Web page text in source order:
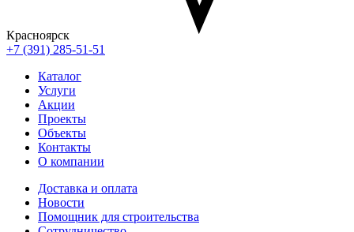
Красноярск
+7 (391) 285-51-51
Каталог
Услуги
Акции
Проекты
Объекты
Контакты
О компании
Доставка и оплата
Новости
Помощник для строительства